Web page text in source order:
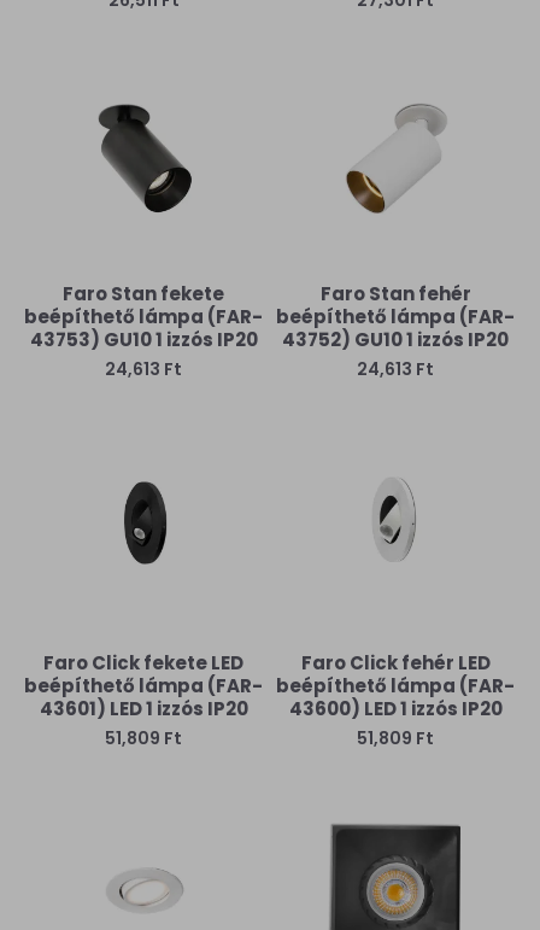
Faro Stan fekete
beépíthető lámpa (FAR-
43753) GU10 1 izzós IP20
24,613 Ft
Faro Stan fehér
beépíthető lámpa (FAR-
43752) GU10 1 izzós IP20
24,613 Ft
Faro Click fekete LED
beépíthető lámpa (FAR-
43601) LED 1 izzós IP20
51,809 Ft
Faro Click fehér LED
beépíthető lámpa (FAR-
43600) LED 1 izzós IP20
51,809 Ft